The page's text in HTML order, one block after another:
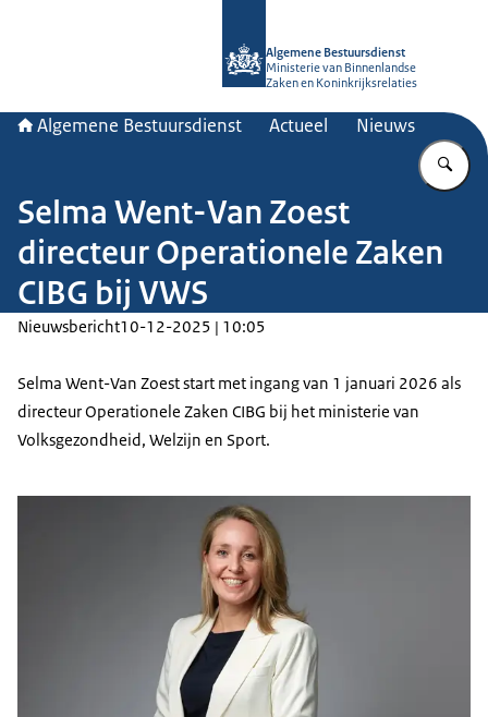
Algemene Bestuursdienst
Ministerie van Binnenlandse
Zaken en Koninkrijksrelaties
Algemene Bestuursdienst Actueel Nieuws
Selma Went-Van Zoest
directeur Operationele Zaken
CIBG bij VWS
Nieuwsbericht10-12-2025 | 10:05
Selma Went-Van Zoest start met ingang van 1 januari 2026 als
directeur Operationele Zaken CIBG bij het ministerie van
Volksgezondheid, Welzijn en Sport.